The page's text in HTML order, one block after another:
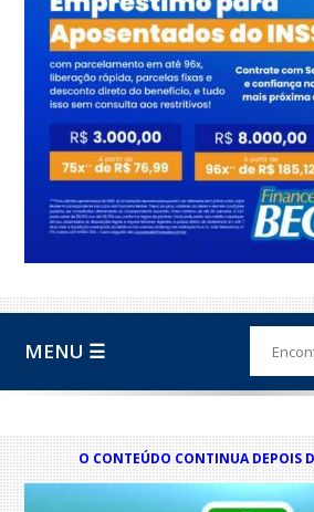
MENU ☰
O CONTEÚDO CONTINUA DEPOIS